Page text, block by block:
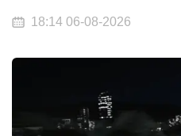
18:14 06-08-2026